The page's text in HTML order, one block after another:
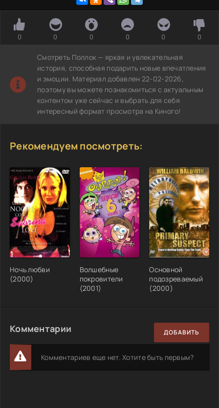
0 0 0 0 0 0
Смотреть Поллок — яркая и увлекательная
история, способная подарить новые впечатления
и эмоции. Материал добавлен 22-02-2026,
поэтому вы можете познакомиться с актуальным
контентом уже сейчас и выбрать для себя
интересный формат просмотра на Киного!
Рекомендуем посмотреть:
Ночь любви
(2000)
Волшебные
покровители
(2001)
Основной
подозреваемый
(2000)
Комментарии ДОБАВИТЬ
Комментариев еще нет. Хотите быть первым?